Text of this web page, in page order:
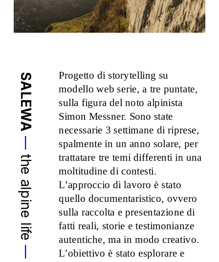
Progetto di storytelling su
modello web serie, a tre puntate,
sulla figura del noto alpinista
Simon Messner. Sono state
necessarie 3 settimane di riprese,
spalmente in un anno solare, per
trattatare tre temi differenti in una
moltitudine di contesti.
L’approccio di lavoro è stato
quello documentaristico, ovvero
sulla raccolta e presentazione di
fatti reali, storie e testimonianze
autentiche, ma in modo creativo.
L’obiettivo è stato esplorare e
SALEWA
the alpine life